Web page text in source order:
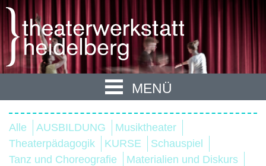
MENÜ
Alle AUSBILDUNG
Musiktheater
Theaterpädagogik
KURSE
Schauspiel
Tanz und Choreografie
Materialien und Diskurs